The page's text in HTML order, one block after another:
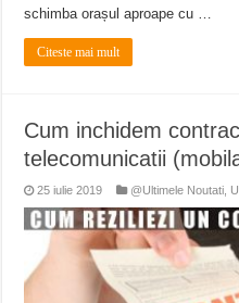
schimba orașul aproape cu …
Citeste mai mult
Cum inchidem
telecomunicatii
25 iulie 2019 @Ultimele Noutati